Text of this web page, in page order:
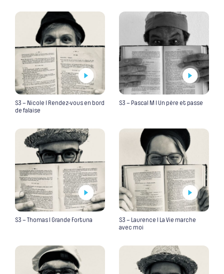
S3 – Nicole I Rendez-vous en bord
de falaise
S3 – Pascal M I Un père et passe
S3 – Thomas I Grande Fortuna
S3 – Laurence I La Vie marche
avec moi